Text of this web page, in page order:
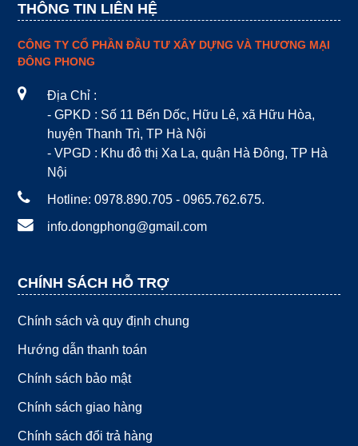
THÔNG TIN LIÊN HỆ
CÔNG TY CỔ PHẦN ĐẦU TƯ XÂY DỰNG VÀ THƯƠNG MẠI
ĐÔNG PHONG
Địa Chỉ :
- GPKD : Số 11 Bến Dốc, Hữu Lê, xã Hữu Hòa,
huyện Thanh Trì, TP Hà Nội
- VPGD : Khu đô thị Xa La, quận Hà Đông, TP Hà
Nội
Hotline: 0978.890.705 - 0965.762.675.
info.dongphong@gmail.com
CHÍNH SÁCH HỖ TRỢ
Chính sách và quy định chung
Hướng dẫn thanh toán
Chính sách bảo mật
Chính sách giao hàng
Chính sách đổi trả hàng